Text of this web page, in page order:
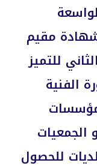
مقيم
للتميز
الفنية
الجمعيات
للحصول